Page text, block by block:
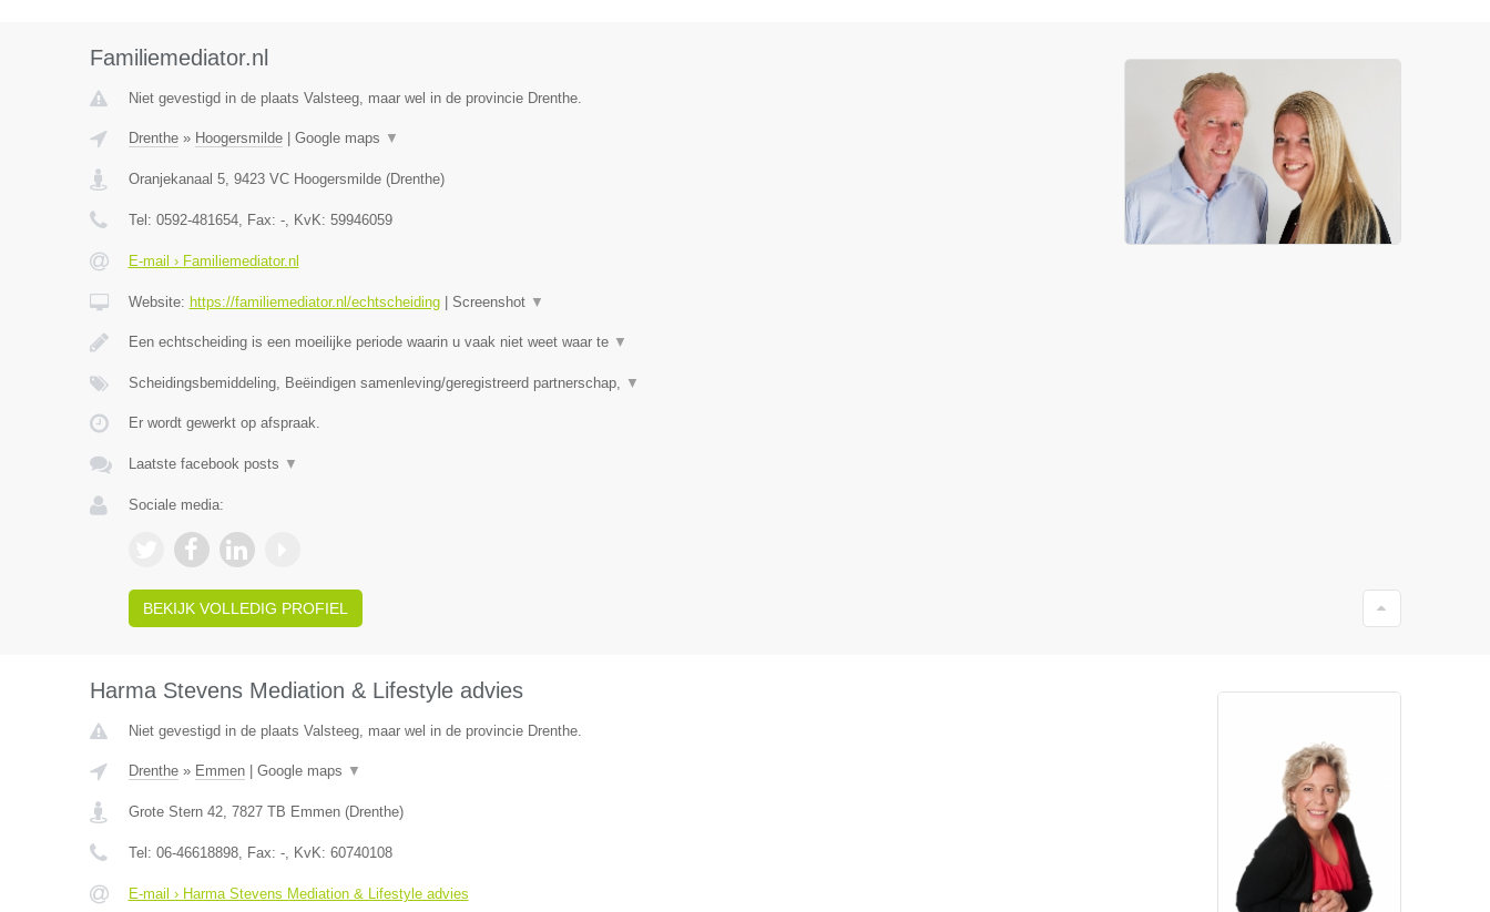
Familiemediator.nl
Niet gevestigd in de plaats Valsteeg, maar wel in de provincie Drenthe.
Drenthe» Hoogersmilde| Google maps ▼
Oranjekanaal 5, 9423 VC Hoogersmilde(Drenthe)
Tel: 0592-481654, Fax: -, KvK: 59946059
E-mail › Familiemediator.nl
Website: https://familiemediator.nl/echtscheiding| Screenshot ▼
Een echtscheiding is een moeilijke periode waarin u vaak niet weet waar te ▼
Scheidingsbemiddeling, Beëindigen samenleving/geregistreerd partnerschap, ▼
Er wordt gewerkt op afspraak.
Laatste facebook posts ▼
Sociale media:
BEKIJK VOLLEDIG PROFIEL
Harma Stevens Mediation & Lifestyle advies
Niet gevestigd in de plaats Valsteeg, maar wel in de provincie Drenthe.
Drenthe» Emmen| Google maps ▼
Grote Stern 42, 7827 TB Emmen(Drenthe)
Tel: 06-46618898, Fax: -, KvK: 60740108
E-mail › Harma Stevens Mediation & Lifestyle advies